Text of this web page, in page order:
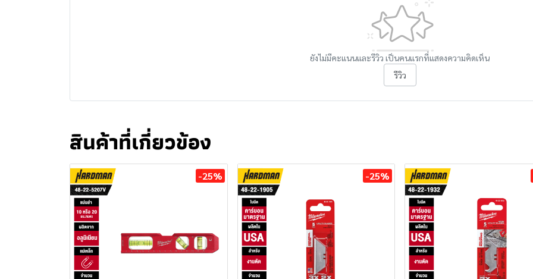
ยังไม่มีคะแนนและรีวิว เป็นคนแรกที่แสดงความคิดเห็น
รีวิว
สินค้าที่เกี่ยวข้อง
-25% -25%